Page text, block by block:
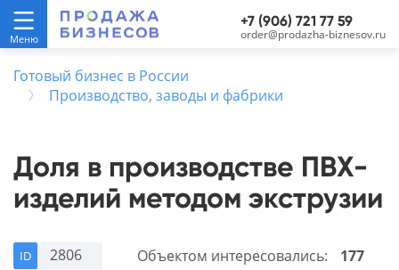
+7 (906) 721 77 59
order@prodazha-biznesov.ru
Готовый бизнес в России
Производство, заводы и фабрики
Доля в производстве ПВХ-
изделий методом экструзии
ID 2806 Объектом интересовались: 177